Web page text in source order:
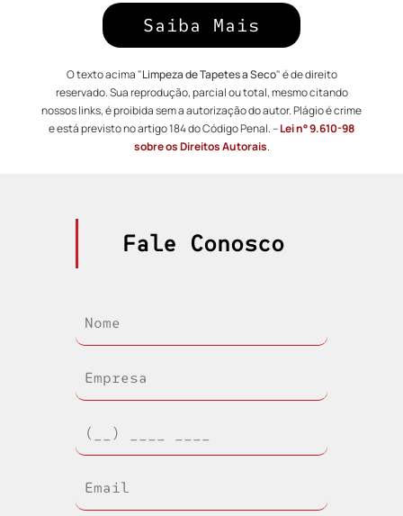
Saiba Mais
O texto acima "Limpeza de Tapetes a Seco" é de direito
reservado. Sua reprodução, parcial ou total, mesmo citando
nossos links, é proibida sem a autorização do autor. Plágio é crime
e está previsto no artigo 184 do Código Penal. –Lei n° 9.610-98
sobre os Direitos Autorais.
Fale Conosco